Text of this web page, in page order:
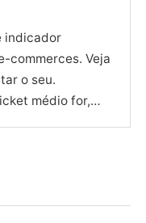
indicador
commerces. Veja
o seu.
médio for,